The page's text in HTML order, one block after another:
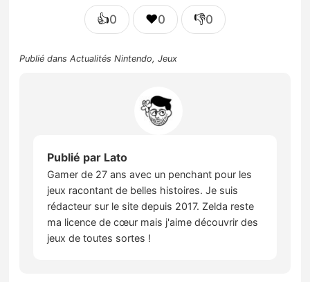
👍0 ❤️0 👎0
Publié dansActualités Nintendo,Jeux
Publié par Lato
Gamer de 27 ans avec un penchant pour les
jeux racontant de belles histoires. Je suis
rédacteur sur le site depuis 2017. Zelda reste
ma licence de cœur mais j'aime découvrir des
jeux de toutes sortes !